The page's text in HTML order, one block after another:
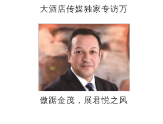
大酒店传媒独家专访万
豪国际集团大中华区总
裁李雨生先生
傲踞金茂，展君悦之风